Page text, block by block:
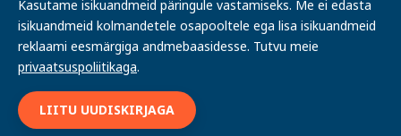
Kasutame isikuandmeid päringule vastamiseks. Me ei edasta
isikuandmeid kolmandetele osapooltele ega lisa isikuandmeid
reklaami eesmärgiga andmebaasidesse. Tutvu meie
privaatsuspoliitikaga.